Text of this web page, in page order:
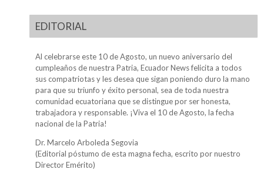
EDITORIAL
Al celebrarse este 10 de Agosto, un nuevo aniversario del
cumpleaños de nuestra Patria, Ecuador News felicita a todos
sus compatriotas y les desea que sigan poniendo duro la mano
para que su triunfo y éxito personal, sea de toda nuestra
comunidad ecuatoriana que se distingue por ser honesta,
trabajadora y responsable. ¡Viva el 10 de Agosto, la fecha
nacional de la Patria!
Dr. Marcelo Arboleda Segovia
(Editorial póstumo de esta magna fecha, escrito por nuestro
Director Emérito)